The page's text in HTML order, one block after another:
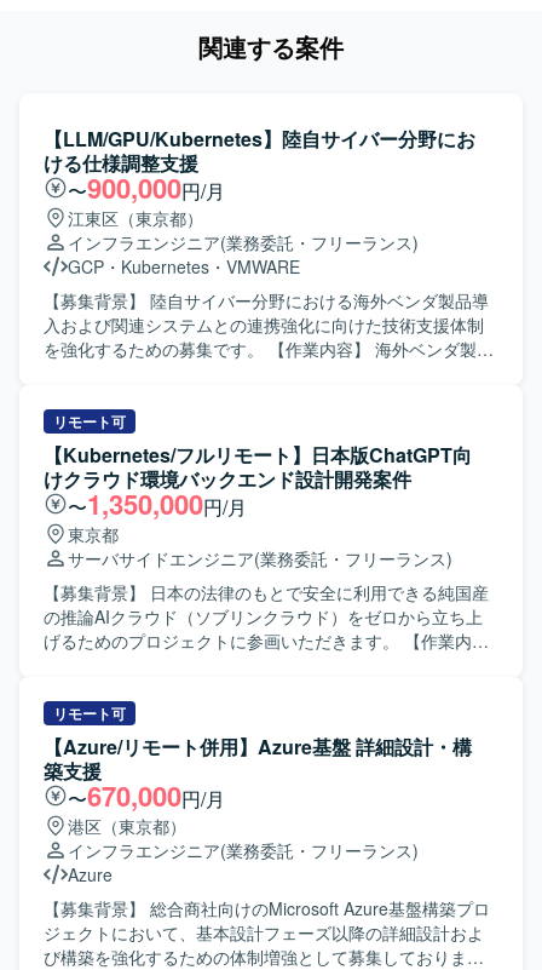
関連する案件
【LLM/GPU/Kubernetes】陸自サイバー分野にお
ける仕様調整支援
〜900,000円/月
江東区（東京都）
インフラエンジニア(業務委託・フリーランス)
GCP ・ Kubernetes ・ VMWARE
【募集背景】 陸自サイバー分野における海外ベンダ製品導
入および関連システムとの連携強化に向けた技術支援体制
を強化するための募集です。 【作業内容】 海外ベンダ製品
仕様調整や修正要望に向けた情報整理および検証を行って
いただきます。また、省庁との仕様調整に向けた設計作業
や検討資料の作成もご担当いただきます。 【求める人物
像】 インフラおよびクラウド技術への関心が高く、新しい
技術要素にも積極的にキャッチアップいただける方を求め
ています。関係者とのコミュニケーションを大切にしなが
ら、仕様調整やドキュメント作成を粘り強く進められる方
が望ましいです。 【ポジションの魅力】 サイバー分野にお
ける先進的な技術検証や設計業務に携わることができ、
LLMやGPU、コンテナ、クラウド基盤などの最新技術スタ
ロジェクトに参画できる点も魅力です。 【開発環境】
VMware環境およびGDC環境上でのコンテナ(Kubernetes)を
用いた構成を想定しており、GCPなどのクラウドサービス
やLLM、GPU関連技術を組み合わせた検証環境となりま
す。
リモート可
【Kubernetes/フルリモート】日本版ChatGPT向
けクラウド環境バックエンド設計開発案件
〜1,350,000円/月
東京都
サーバサイドエンジニア(業務委託・フリーランス)
【募集背景】 日本の法律のもとで安全に利用できる純国産
の推論AIクラウド（ソブリンクラウド）をゼロから立ち上
げるためのプロジェクトに参画いただきます。 【作業内
計・開発を行っていただきます。APIを中心としたサービス
設計や、クラウドネイティブ環境を前提としたアーキテク
チャ検討、サービス運用を見据えた監視や権限設計、セキ
ュリティ要件の反映などを推進していただきます。 【求め
る人物像】 技術だけでなくビジネスやユーザー視点を持
ち、「何を作るか」という上流の検討から自律的に動ける
方を求めています。新しいプロダクトをゼロから形にして
いくことに興味があり、ステークホルダーと協働しながら
サービス全体をより良くしていく姿勢をお持ちの方が望ま
しいです。 【ポジションの魅力】 日本の法規制に準拠した
国産AIクラウドという先進的な領域において、構想段階か
リモート可
【Azure/リモート併用】Azure基盤 詳細設計・構
築支援
〜670,000円/月
港区（東京都）
インフラエンジニア(業務委託・フリーランス)
Azure
【募集背景】 総合商社向けのMicrosoft Azure基盤構築プロ
ジェクトにおいて、基本設計フェーズ以降の詳細設計およ
び構築を強化するための体制増強として募集しておりま